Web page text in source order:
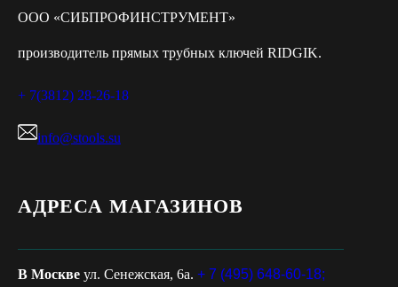
ООО «СИБПРОФИНСТРУМЕНТ»
производитель прямых трубных ключей RIDGIK.
+ 7(3812) 28-26-18
info@stools.su
АДРЕСА МАГАЗИНОВ
В Москве ул. Сенежская, 6а. + 7 (495) 648-60-18;